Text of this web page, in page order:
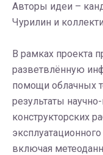
Авторы идеи –
Чурилин и
В рамках проекта
разветвлённую
помощи облачных
результаты
конструкторских
включая